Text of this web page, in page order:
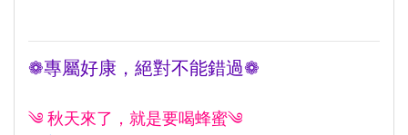
❁專屬好康，絕對不能錯過❁
༄ 秋天來了，就是要喝蜂蜜༄